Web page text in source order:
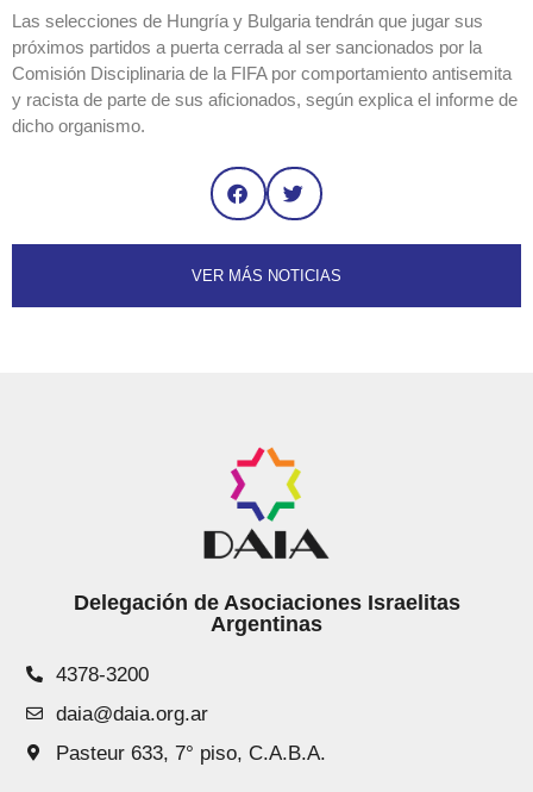
Las selecciones de Hungría y Bulgaria tendrán que jugar sus
próximos partidos a puerta cerrada al ser sancionados por la
Comisión Disciplinaria de la FIFA por comportamiento antisemita
y racista de parte de sus aficionados, según explica el informe de
dicho organismo.
VER MÁS NOTICIAS
Delegación de Asociaciones Israelitas
Argentinas
4378-3200
daia@daia.org.ar
Pasteur 633, 7° piso, C.A.B.A.